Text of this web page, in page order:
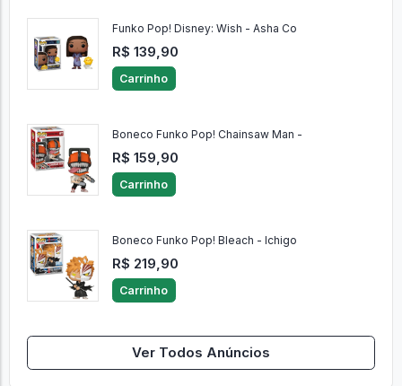
Funko Pop! Disney: Wish - Asha Co
R$ 139,90
Carrinho
Boneco Funko Pop! Chainsaw Man -
R$ 159,90
Carrinho
Boneco Funko Pop! Bleach - Ichigo
R$ 219,90
Carrinho
Ver Todos Anúncios